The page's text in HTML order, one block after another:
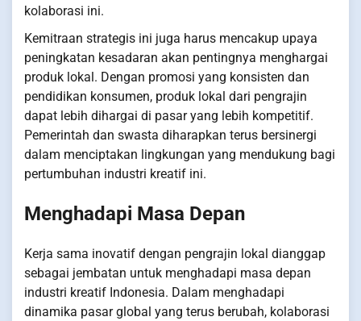
kolaborasi ini.
Kemitraan strategis ini juga harus mencakup upaya
peningkatan kesadaran akan pentingnya menghargai
produk lokal. Dengan promosi yang konsisten dan
pendidikan konsumen, produk lokal dari pengrajin
dapat lebih dihargai di pasar yang lebih kompetitif.
Pemerintah dan swasta diharapkan terus bersinergi
dalam menciptakan lingkungan yang mendukung bagi
pertumbuhan industri kreatif ini.
Menghadapi Masa Depan
Kerja sama inovatif dengan pengrajin lokal dianggap
sebagai jembatan untuk menghadapi masa depan
industri kreatif Indonesia. Dalam menghadapi
dinamika pasar global yang terus berubah, kolaborasi